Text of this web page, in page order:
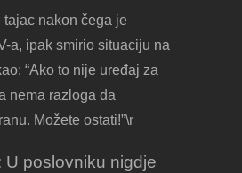
tajac nakon čega je
a, ipak smirio situaciju na
“Ako to nije uređaj za
nema razloga da
Možete ostati!”\r
U poslovniku nigdje